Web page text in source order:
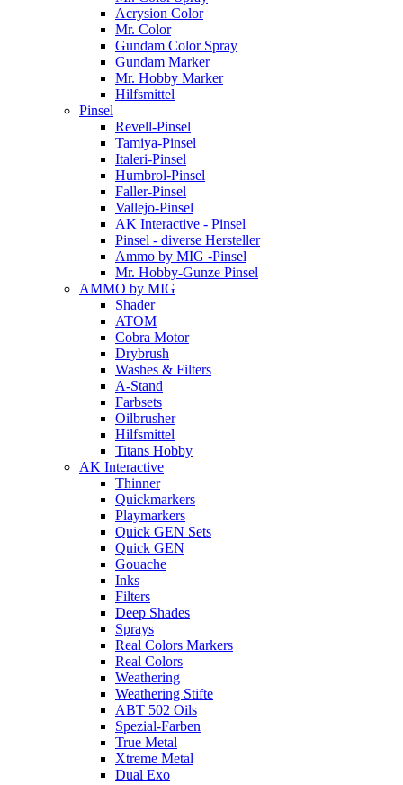
Acrysion Color
Mr. Color
Gundam Color Spray
Gundam Marker
Mr. Hobby Marker
Hilfsmittel
Pinsel
Revell-Pinsel
Tamiya-Pinsel
Italeri-Pinsel
Humbrol-Pinsel
Faller-Pinsel
Vallejo-Pinsel
AK Interactive - Pinsel
Pinsel - diverse Hersteller
Ammo by MIG -Pinsel
Mr. Hobby-Gunze Pinsel
AMMO by MIG
Shader
ATOM
Cobra Motor
Drybrush
Washes & Filters
A-Stand
Farbsets
Oilbrusher
Hilfsmittel
Titans Hobby
AK Interactive
Thinner
Quickmarkers
Playmarkers
Quick GEN Sets
Quick GEN
Gouache
Inks
Filters
Deep Shades
Sprays
Real Colors Markers
Real Colors
Weathering
Weathering Stifte
ABT 502 Oils
Spezial-Farben
True Metal
Xtreme Metal
Dual Exo